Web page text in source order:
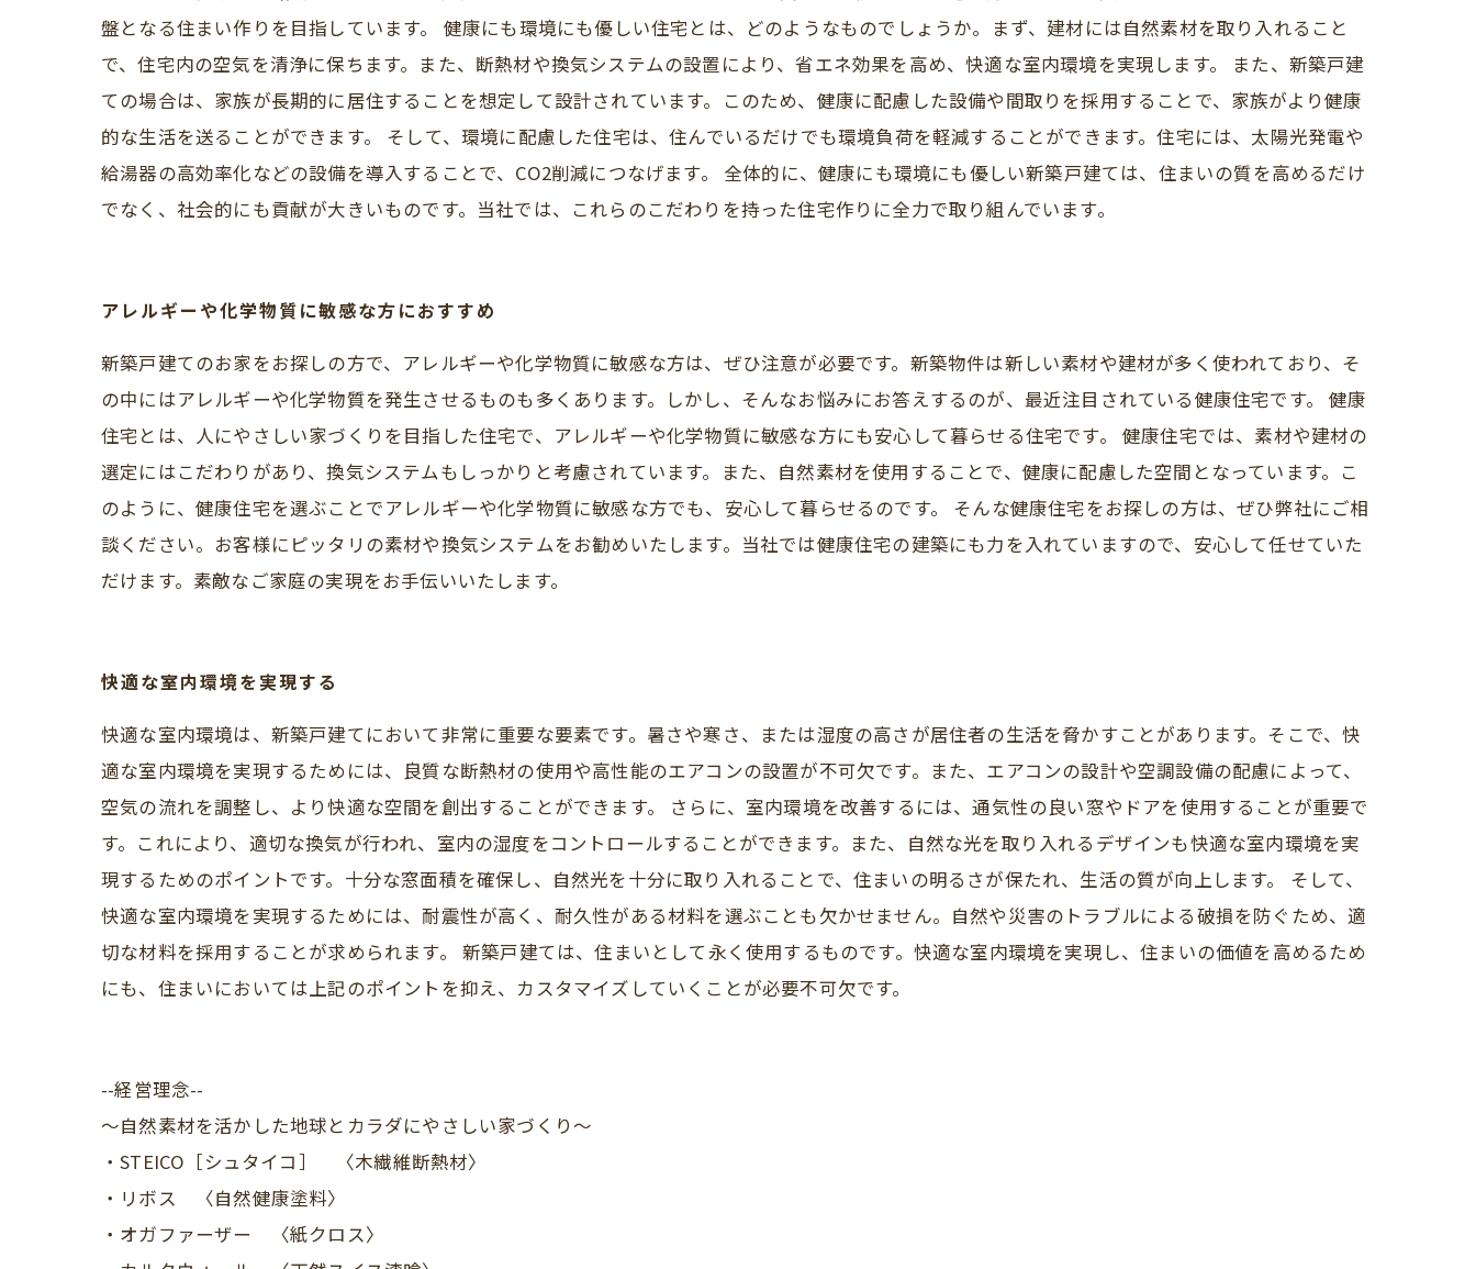
盤となる住まい作りを目指しています。 健康にも環境にも優しい住宅とは、どのようなものでしょうか。まず、建材には自然素材を取り入れること
で、住宅内の空気を清浄に保ちます。また、断熱材や換気システムの設置により、省エネ効果を高め、快適な室内環境を実現します。 また、新築戸建
ての場合は、家族が長期的に居住することを想定して設計されています。このため、健康に配慮した設備や間取りを採用することで、家族がより健康
的な生活を送ることができます。 そして、環境に配慮した住宅は、住んでいるだけでも環境負荷を軽減することができます。住宅には、太陽光発電や
給湯器の高効率化などの設備を導入することで、CO2削減につなげます。 全体的に、健康にも環境にも優しい新築戸建ては、住まいの質を高めるだけ
でなく、社会的にも貢献が大きいものです。当社では、これらのこだわりを持った住宅作りに全力で取り組んでいます。
アレルギーや化学物質に敏感な方におすすめ
新築戸建てのお家をお探しの方で、アレルギーや化学物質に敏感な方は、ぜひ注意が必要です。新築物件は新しい素材や建材が多く使われており、そ
の中にはアレルギーや化学物質を発生させるものも多くあります。しかし、そんなお悩みにお答えするのが、最近注目されている健康住宅です。 健康
住宅とは、人にやさしい家づくりを目指した住宅で、アレルギーや化学物質に敏感な方にも安心して暮らせる住宅です。 健康住宅では、素材や建材の
選定にはこだわりがあり、換気システムもしっかりと考慮されています。また、自然素材を使用することで、健康に配慮した空間となっています。こ
のように、健康住宅を選ぶことでアレルギーや化学物質に敏感な方でも、安心して暮らせるのです。 そんな健康住宅をお探しの方は、ぜひ弊社にご相
談ください。お客様にピッタリの素材や換気システムをお勧めいたします。当社では健康住宅の建築にも力を入れていますので、安心して任せていた
だけます。素敵なご家庭の実現をお手伝いいたします。
快適な室内環境を実現する
快適な室内環境は、新築戸建てにおいて非常に重要な要素です。暑さや寒さ、または湿度の高さが居住者の生活を脅かすことがあります。そこで、快
適な室内環境を実現するためには、良質な断熱材の使用や高性能のエアコンの設置が不可欠です。また、エアコンの設計や空調設備の配慮によって、
空気の流れを調整し、より快適な空間を創出することができます。 さらに、室内環境を改善するには、通気性の良い窓やドアを使用することが重要で
す。これにより、適切な換気が行われ、室内の湿度をコントロールすることができます。また、自然な光を取り入れるデザインも快適な室内環境を実
現するためのポイントです。十分な窓面積を確保し、自然光を十分に取り入れることで、住まいの明るさが保たれ、生活の質が向上します。 そして、
快適な室内環境を実現するためには、耐震性が高く、耐久性がある材料を選ぶことも欠かせません。自然や災害のトラブルによる破損を防ぐため、適
切な材料を採用することが求められます。 新築戸建ては、住まいとして永く使用するものです。快適な室内環境を実現し、住まいの価値を高めるため
にも、住まいにおいては上記のポイントを抑え、カスタマイズしていくことが必要不可欠です。
--経営理念--
～自然素材を活かした地球とカラダにやさしい家づくり～
・STEICO［シュタイコ］ 〈木繊維断熱材〉
・リボス 〈自然健康塗料〉
・オガファーザー 〈紙クロス〉